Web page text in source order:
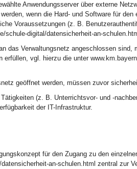
Anwendungsserver über externe
wenn die Hard- und Software für den
Voraussetzungen (z. B.
schule-digital/datensicherheit-an-
das Verwaltungsnetz angeschlossen
vgl. hierzu die unter
geöffnet werden, müssen zuvor
(z. B. Unterrichtsvor- und -
der IT-Infrastruktur.
für den Zugang zu den
an-schulen.html zentral zur